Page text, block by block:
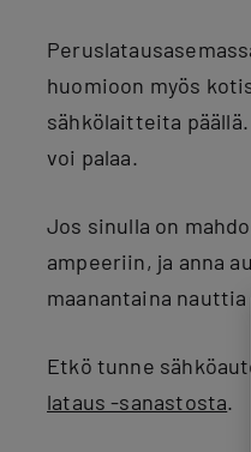
huomioon myös
sähkölaitteita
voi palaa.
Jos sinulla on
ampeeriin, ja anna
maanantaina
Etkö tunne
lataus -sanastosta.